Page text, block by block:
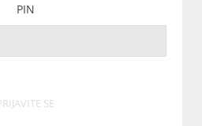
PIN
SE